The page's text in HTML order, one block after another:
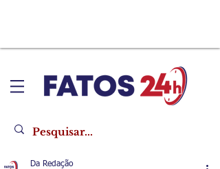
Da Redação